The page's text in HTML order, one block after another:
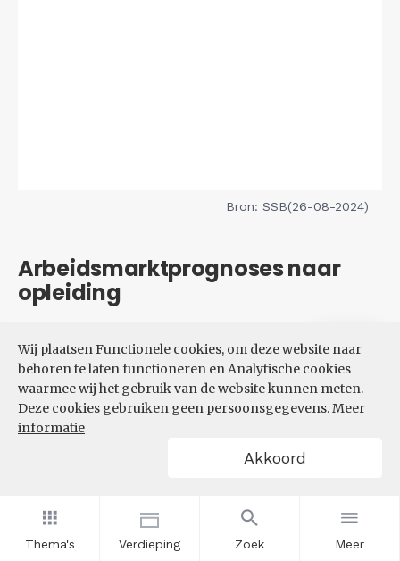
Thema's Verdieping Zoek Meer
Wij plaatsen Functionele cookies, om deze website naar
behoren te laten functioneren en Analytische cookies
waarmee wij het gebruik van de website kunnen meten.
Deze cookies gebruiken geen persoonsgegevens.Meer
informatie
Akkoord
Bron: SSB(26-08-2024)
Arbeidsmarktprognoses naar
opleiding
VERWACHTE UITBREIDINGS-
EN VERVANGINGSVRAAG NAAR
OPLEIDINGSNIVEAU
Filters